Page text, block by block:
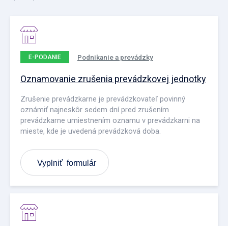
E-PODANIE Podnikanie a prevádzky
Oznamovanie zrušenia prevádzkovej jednotky
Zrušenie prevádzkarne je prevádzkovateľ povinný
oznámiť najneskôr sedem dní pred zrušením
prevádzkarne umiestnením oznamu v prevádzkarni na
mieste, kde je uvedená prevádzková doba.
Vyplniť formulár